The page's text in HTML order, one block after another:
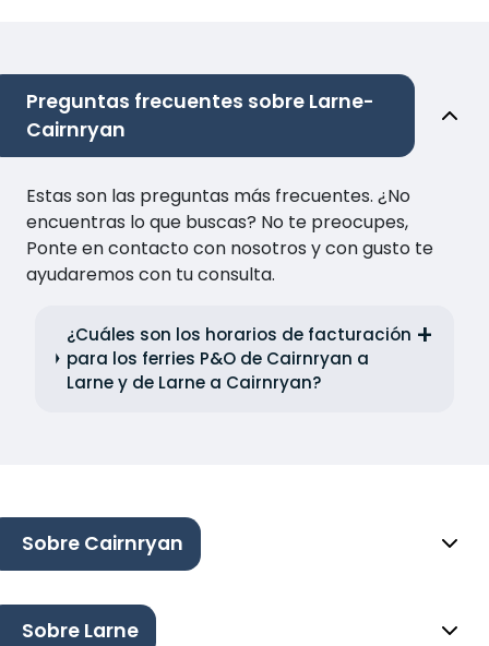
Preguntas frecuentes sobre Larne-
Cairnryan
Estas son las preguntas más frecuentes. ¿No
encuentras lo que buscas? No te preocupes,
Ponte en contacto con nosotros y con gusto te
ayudaremos con tu consulta.
¿Cuáles son los horarios de facturación
para los ferries P&O de Cairnryan a
Larne y de Larne a Cairnryan?
Sobre Cairnryan
Sobre Larne